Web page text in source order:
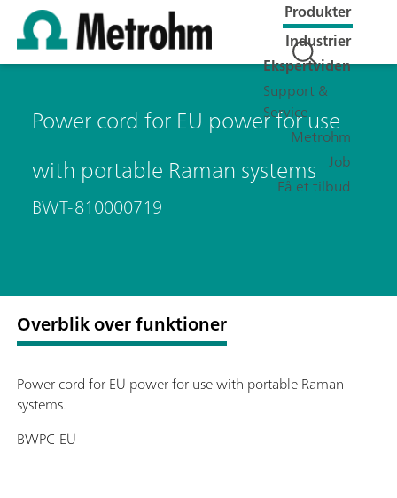
Produkter
Industrier
Ekspertviden
Support &
Service
Metrohm
Job
Få et tilbud
Power cord for EU power for use
with portable Raman systems
BWT-810000719
Overblik over funktioner
Power cord for EU power for use with portable Raman
systems.
BWPC-EU